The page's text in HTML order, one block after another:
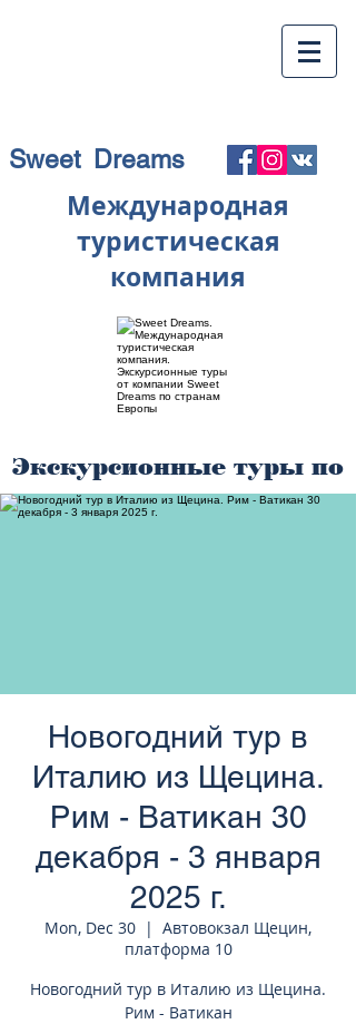
Sweet Dreams
Международная
туристическая
компания
Экскурсионные туры по
странам Европы
Новогодний тур в
Италию из Щецина.
Рим - Ватикан 30
декабря - 3 января
2025 г.
Mon, Dec 30
  |
Автовокзал Щецин,
платформа 10
Новогодний тур в Италию из Щецина.
Рим - Ватикан